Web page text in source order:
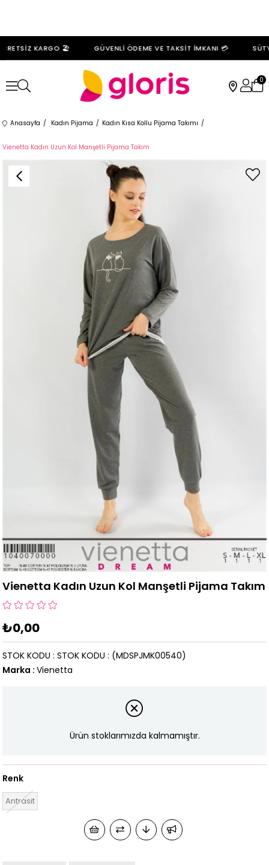
KARGO 🏖️ GÜVENLİ ÖDEME VE TAKSİT İMKANI 💳
0
Anasayfa Kadın Pijama Kadın Kısa Kollu Pijama Takımı
Vienetta Kadın Uzun Kol Manşetli Pijama Takım
Vienetta Kadın Uzun Kol Manşetli Pijama Takım
₺0,00
(MDSPJMK00540)
STOK KODU
STOK KODU
Marka : Vienetta
Ürün stoklarımızda kalmamıştır.
Renk
Antrasit